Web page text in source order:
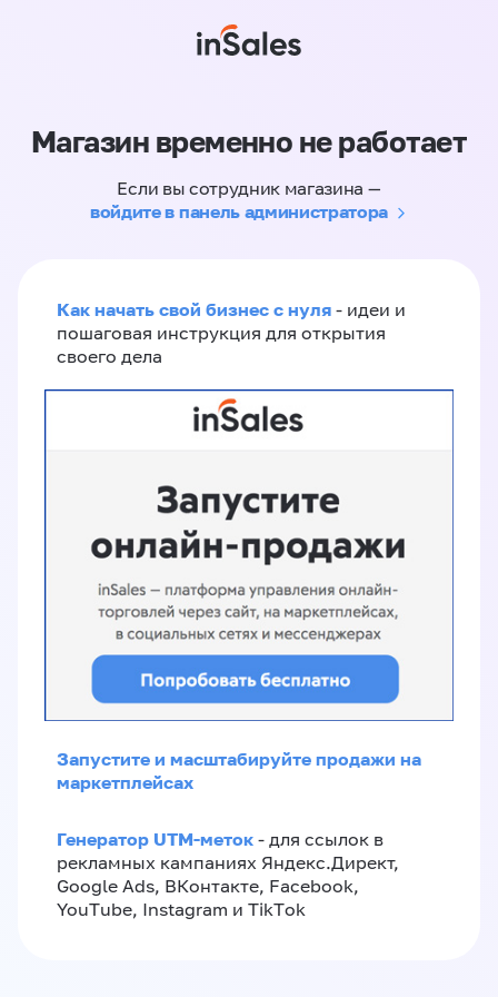
Магазин временно не работает
Если вы сотрудник магазина —
войдите в панель администратора
Как начать свой бизнес с нуля - идеи и
пошаговая инструкция для открытия
своего дела
Запустите и масштабируйте продажи на
маркетплейсах
Генератор UTM-меток - для ссылок в
рекламных кампаниях Яндекс.Директ,
Google Ads, ВКонтакте, Facebook,
YouTube, Instagram и TikTok